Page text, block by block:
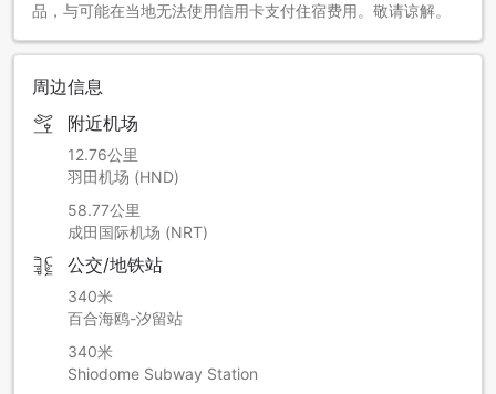
品，与可能在当地无法使用信用卡支付住宿费用。敬请谅解。
周边信息
附近机场
12.76公里
羽田机场 (HND)
58.77公里
成田国际机场 (NRT)
公交/地铁站
340米
百合海鸥-汐留站
340米
Shiodome Subway Station